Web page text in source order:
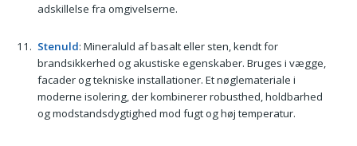
adskillelse fra omgivelserne.
Stenuld: Mineraluld af basalt eller sten, kendt for
brandsikkerhed og akustiske egenskaber. Bruges i vægge,
facader og tekniske installationer. Et nøglemateriale i
moderne isolering, der kombinerer robusthed, holdbarhed
og modstandsdygtighed mod fugt og høj temperatur.